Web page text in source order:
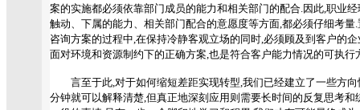
案的实施都必须依靠部门成员的能力和相关部门的配合.因此,职业
触动、下属的能力、相关部门配合的意愿度等方面,都必须仔细考
咨询方案的过程中,在保持冷静客观立场的同时,必须顾及到客户的
面对环境和资源制约下的正确方案,也是符合客户能力情况的可执行
言至于此,对于如何缩短差距实现转型,我们已经建立了一些方向
分钟就可以解释清楚,但真正地深刻应用则需要长时间的反复思考